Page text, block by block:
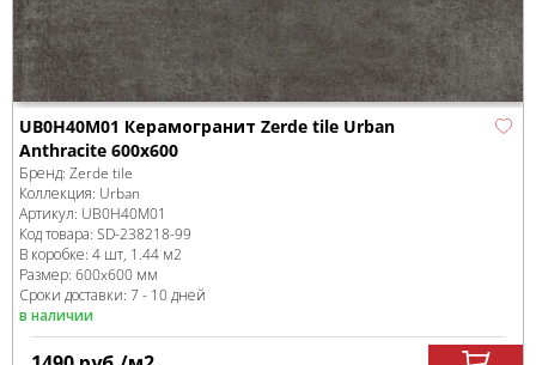
UB0H40M01 Керамогранит Zerde tile Urban
Anthracite 600x600
Бренд: Zerde tile
Коллекция: Urban
Артикул: UB0H40M01
Код товара: SD-238218-99
В коробке: 4 шт, 1.44 м2
Размер: 600x600 мм
Сроки доставки: 7 - 10 дней
в наличии